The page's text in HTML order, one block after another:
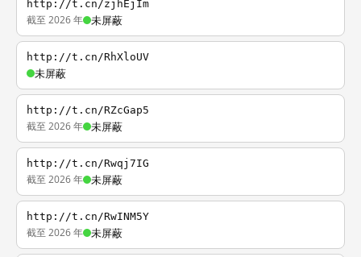
http://t.cn/zjhEjIm
截至 2026 年 未屏蔽
http://t.cn/RhXloUV
未屏蔽
http://t.cn/RZcGap5
截至 2026 年 未屏蔽
http://t.cn/Rwqj7IG
截至 2026 年 未屏蔽
http://t.cn/RwINM5Y
截至 2026 年 未屏蔽